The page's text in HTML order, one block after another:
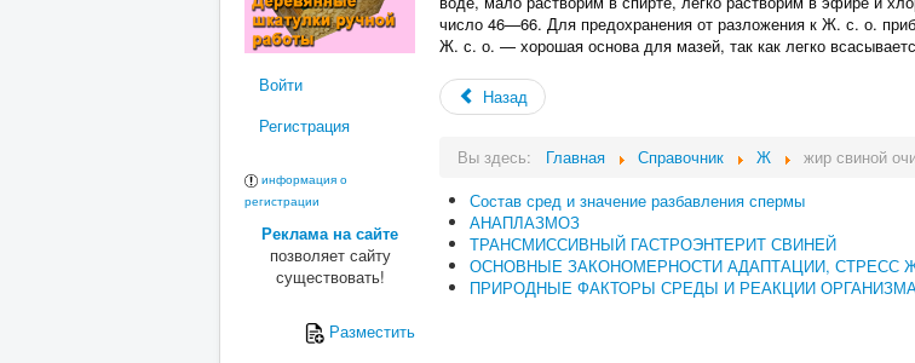
Войти
Регистрация
информация о
регистрации
Реклама на сайте
позволяет сайту
существовать!
Разместить
число 46—66. Для предохранения от разложения к Ж. с. о.
Ж. с. о. — хорошая основа для мазей, так как легко
Назад
Вы здесь: Главная Справочник Ж
жир свиной
Состав сред и значение разбавления спермы
АНАПЛАЗМОЗ
ТРАНСМИССИВНЫЙ ГАСТРОЭНТЕРИТ СВИНЕЙ
ОСНОВНЫЕ ЗАКОНОМЕРНОСТИ АДАПТАЦИИ, СТРЕСС
ПРИРОДНЫЕ ФАКТОРЫ СРЕДЫ И РЕАКЦИИ